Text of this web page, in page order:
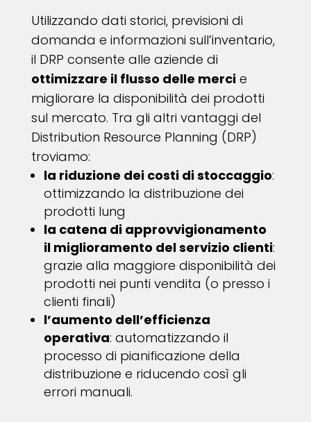
Utilizzando dati storici, previsioni di
domanda e informazioni sull’inventario,
il DRP consente alle aziende di
ottimizzare il flusso delle mercie
migliorare la disponibilità dei prodotti
sul mercato. Tra gli altri vantaggi del
Distribution Resource Planning (DRP)
troviamo:
la riduzione dei costi di stoccaggio:
ottimizzando la distribuzione dei
prodotti lung
la catena di approvvigionamento
il miglioramento del servizio clienti:
grazie alla maggiore disponibilità dei
prodotti nei punti vendita (o presso i
clienti finali)
l’aumento dell’efficienza
operativa: automatizzando il
processo di pianificazione della
distribuzione e riducendo così gli
errori manuali.